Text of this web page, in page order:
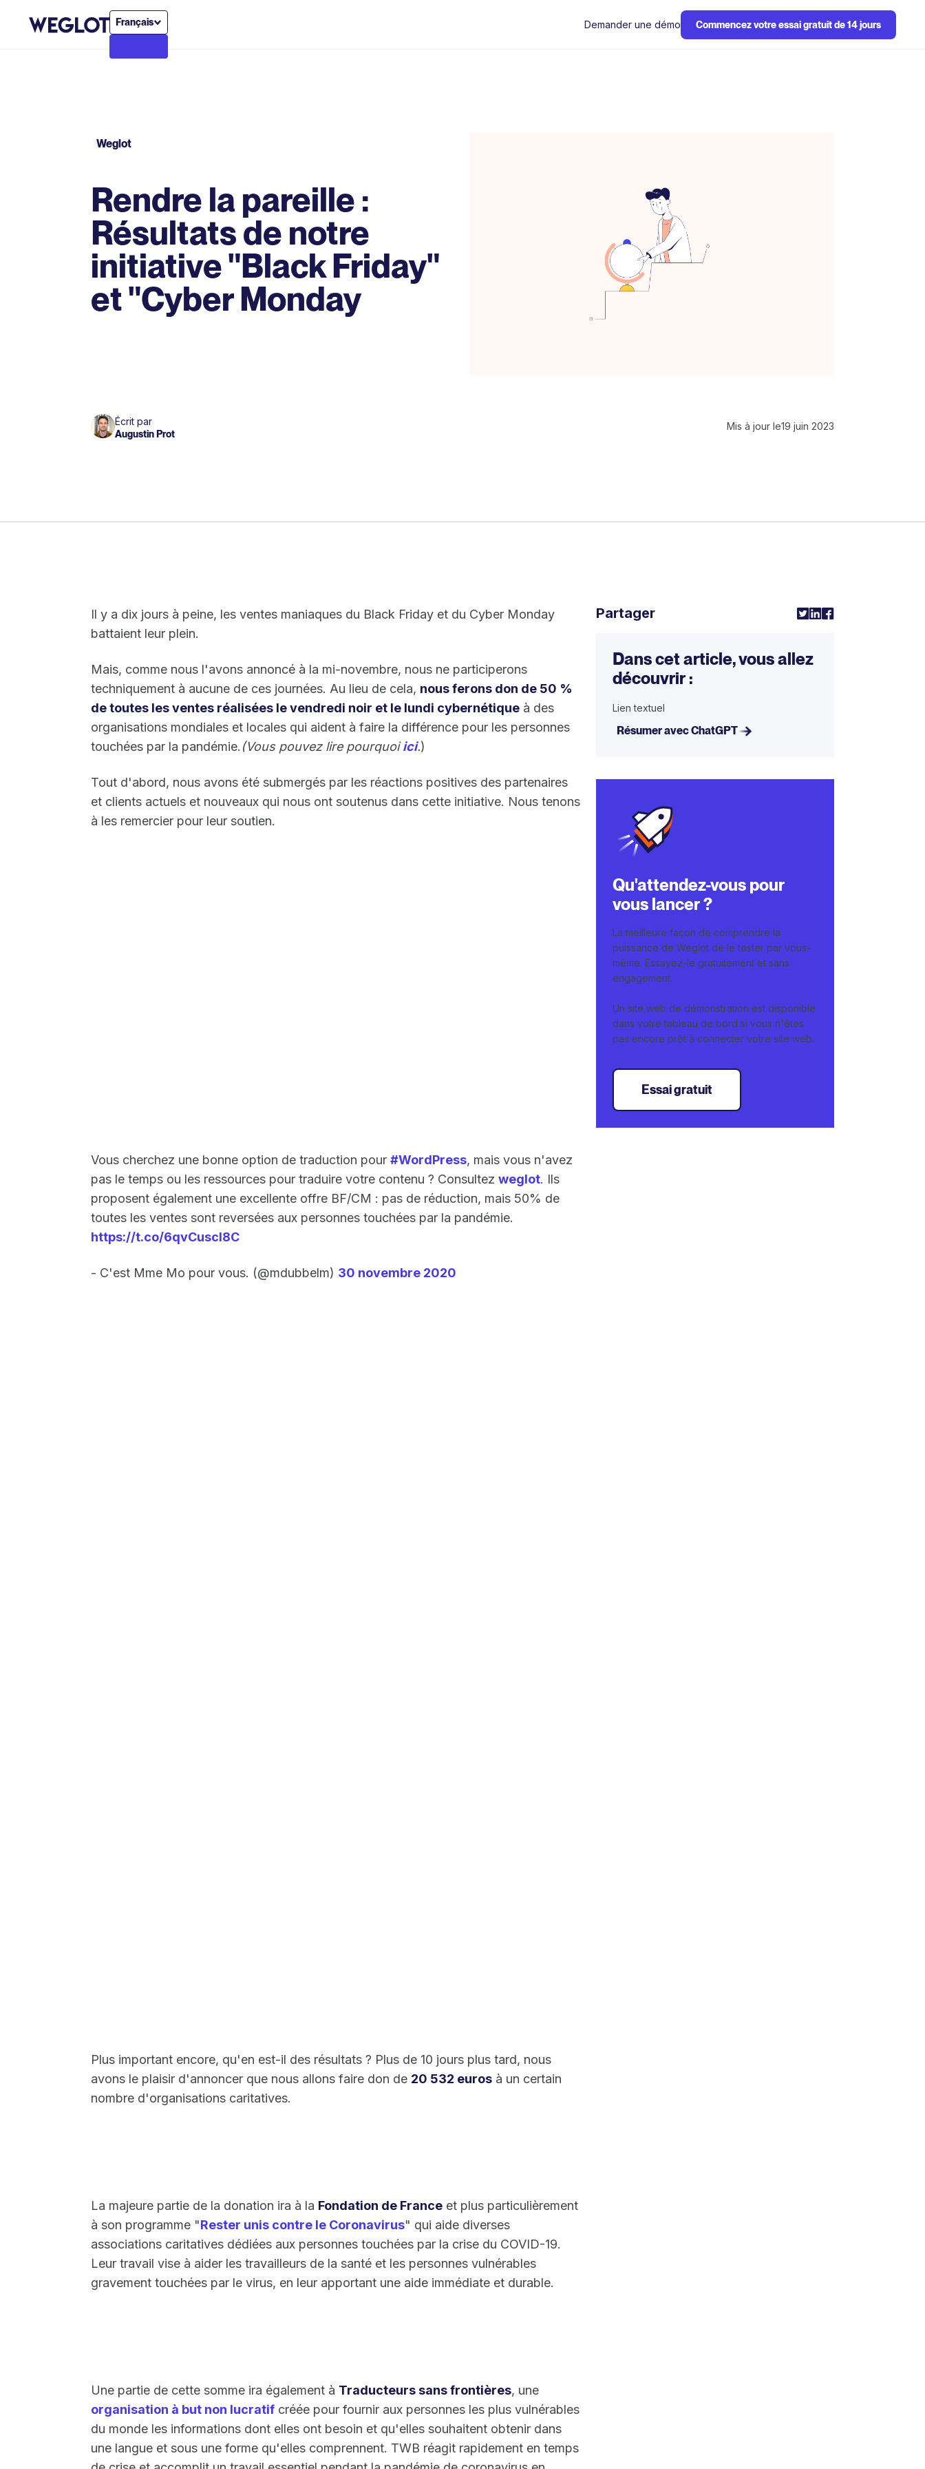
Français Demander une démo Commencez votre essai gratuit de 14 jours
Weglot
Rendre la pareille :
Résultats de notre
initiative "Black Friday"
et "Cyber Monday
Écrit par
Augustin Prot
Mis à jour le19 juin 2023
Il y a dix jours à peine, les ventes maniaques du Black Friday et du Cyber Monday
battaient leur plein.
Mais, comme nous l'avons annoncé à la mi-novembre, nous ne participerons
techniquement à aucune de ces journées. Au lieu de cela, nous ferons don de 50 %
de toutes les ventes réalisées le vendredi noir et le lundi cybernétique à des
organisations mondiales et locales qui aident à faire la différence pour les personnes
touchées par la pandémie. (Vous pouvez lire pourquoiici.)
Tout d'abord, nous avons été submergés par les réactions positives des partenaires
et clients actuels et nouveaux qui nous ont soutenus dans cette initiative. Nous tenons
à les remercier pour leur soutien.
Vous cherchez une bonne option de traduction pour #WordPress, mais vous n'avez
pas le temps ou les ressources pour traduire votre contenu ? Consultez weglot. Ils
proposent également une excellente offre BF/CM : pas de réduction, mais 50% de
toutes les ventes sont reversées aux personnes touchées par la pandémie.
https://t.co/6qvCuscl8C
- C'est Mme Mo pour vous. (@mdubbelm) 30 novembre 2020
Plus important encore, qu'en est-il des résultats ? Plus de 10 jours plus tard, nous
avons le plaisir d'annoncer que nous allons faire don de 20 532 euros à un certain
nombre d'organisations caritatives.
La majeure partie de la donation ira à la Fondation de France et plus particulièrement
à son programme "Rester unis contre le Coronavirus" qui aide diverses
associations caritatives dédiées aux personnes touchées par la crise du COVID-19.
Leur travail vise à aider les travailleurs de la santé et les personnes vulnérables
gravement touchées par le virus, en leur apportant une aide immédiate et durable.
Une partie de cette somme ira également à Traducteurs sans frontières, une
organisation à but non lucratif créée pour fournir aux personnes les plus vulnérables
du monde les informations dont elles ont besoin et qu'elles souhaitent obtenir dans
une langue et sous une forme qu'elles comprennent. TWB réagit rapidement en temps
Partager
Dans cet article, vous allez
découvrir :
Lien textuel
Résumer avec ChatGPT
Qu'attendez-vous pour
vous lancer ?
La meilleure façon de comprendre la
puissance de Weglot de le tester par vous-
même. Essayez-le gratuitement et sans
engagement.
Un site web de démonstration est disponible
dans votre tableau de bord si vous n'êtes
pas encore prêt à connecter votre site web.
Essai gratuit